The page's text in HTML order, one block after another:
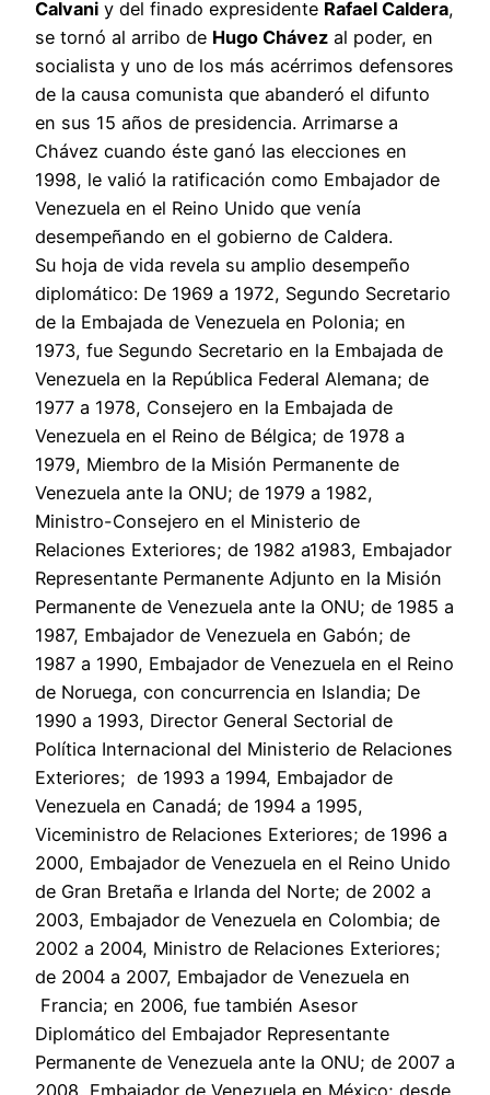
Calvani y del finado expresidente Rafael Caldera,
se tornó al arribo de Hugo Chávez al poder, en
socialista y uno de los más acérrimos defensores
de la causa comunista que abanderó el difunto
en sus 15 años de presidencia. Arrimarse a
Chávez cuando éste ganó las elecciones en
1998, le valió la ratificación como Embajador de
Venezuela en el Reino Unido que venía
desempeñando en el gobierno de Caldera.
Su hoja de vida revela su amplio desempeño
diplomático: De 1969 a 1972, Segundo Secretario
de la Embajada de Venezuela en Polonia; en
1973, fue Segundo Secretario en la Embajada de
Venezuela en la República Federal Alemana; de
1977 a 1978, Consejero en la Embajada de
Venezuela en el Reino de Bélgica; de 1978 a
1979, Miembro de la Misión Permanente de
Venezuela ante la ONU; de 1979 a 1982,
Ministro-Consejero en el Ministerio de
Relaciones Exteriores; de 1982 a1983, Embajador
Representante Permanente Adjunto en la Misión
Permanente de Venezuela ante la ONU; de 1985 a
1987, Embajador de Venezuela en Gabón; de
1987 a 1990, Embajador de Venezuela en el Reino
de Noruega, con concurrencia en Islandia; De
1990 a 1993, Director General Sectorial de
Política Internacional del Ministerio de Relaciones
Exteriores; de 1993 a 1994, Embajador de
Venezuela en Canadá; de 1994 a 1995,
Viceministro de Relaciones Exteriores; de 1996 a
2000, Embajador de Venezuela en el Reino Unido
de Gran Bretaña e Irlanda del Norte; de 2002 a
2003, Embajador de Venezuela en Colombia; de
2002 a 2004, Ministro de Relaciones Exteriores;
de 2004 a 2007, Embajador de Venezuela en
Francia; en 2006, fue también Asesor
Diplomático del Embajador Representante
Permanente de Venezuela ante la ONU; de 2007 a